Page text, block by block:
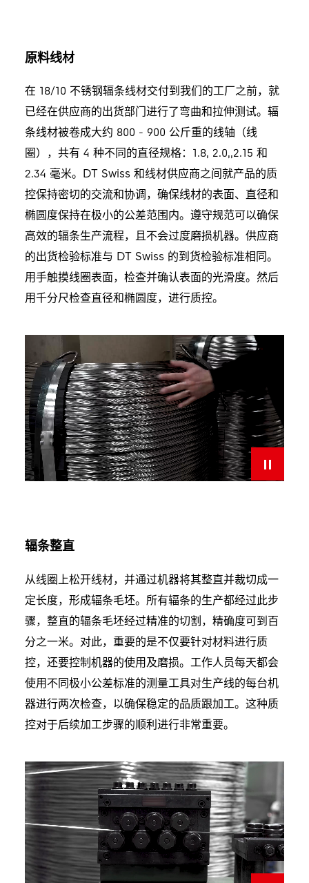
原料线材
在 18/10 不锈钢辐条线材交付到我们的工厂之前，就
已经在供应商的出货部门进行了弯曲和拉伸测试。辐
条线材被卷成大约 800 - 900 公斤重的线轴（线
圈），共有 4 种不同的直径规格：1.8, 2.0,,2.15 和
2.34 毫米。DT Swiss 和线材供应商之间就产品的质
控保持密切的交流和协调，确保线材的表面、直径和
椭圆度保持在极小的公差范围内。遵守规范可以确保
高效的辐条生产流程，且不会过度磨损机器。供应商
的出货检验标准与 DT Swiss 的到货检验标准相同。
用手触摸线圈表面，检查并确认表面的光滑度。然后
用千分尺检查直径和椭圆度，进行质控。
辐条整直
从线圈上松开线材，并通过机器将其整直并裁切成一
定长度，形成辐条毛坯。所有辐条的生产都经过此步
骤，整直的辐条毛坯经过精准的切割，精确度可到百
分之一米。对此，重要的是不仅要针对材料进行质
控，还要控制机器的使用及磨损。工作人员每天都会
使用不同极小公差标准的测量工具对生产线的每台机
器进行两次检查，以确保稳定的品质跟加工。这种质
控对于后续加工步骤的顺利进行非常重要。